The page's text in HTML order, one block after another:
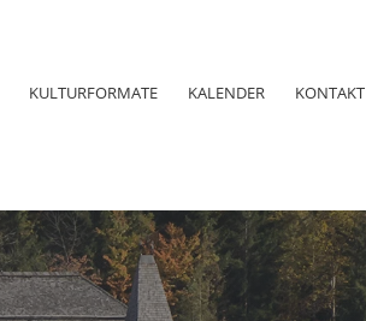
KULTURFORMATE KALENDER KONTAKT